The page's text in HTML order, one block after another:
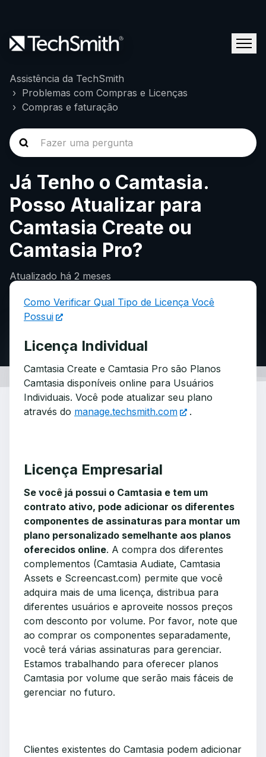
Assistência da TechSmith
Problemas com Compras e Licenças
Compras e faturação
Já Tenho o Camtasia.
Posso Atualizar para
Camtasia Create ou
Camtasia Pro?
Atualizado há 2 meses
Como Verificar Qual Tipo de Licença Você
Possui
Licença Individual
Camtasia Create e Camtasia Pro são Planos
Camtasia disponíveis online para Usuários
Individuais. Você pode atualizar seu plano
através do manage.techsmith.com .
Licença Empresarial
Se você já possui o Camtasia e tem um
contrato ativo, pode adicionar os diferentes
componentes de assinaturas para montar um
plano personalizado semelhante aos planos
oferecidos online. A compra dos diferentes
complementos (Camtasia Audiate, Camtasia
Assets e Screencast.com) permite que você
adquira mais de uma licença, distribua para
diferentes usuários e aproveite nossos preços
com desconto por volume. Por favor, note que
ao comprar os componentes separadamente,
você terá várias assinaturas para gerenciar.
Estamos trabalhando para oferecer planos
Camtasia por volume que serão mais fáceis de
gerenciar no futuro.
Clientes existentes do Camtasia podem adicionar